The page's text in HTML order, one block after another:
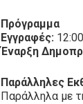
Πρόγραμμα
Εγγραφές:
Έναρξη
Παράλληλες
Παράλληλα με